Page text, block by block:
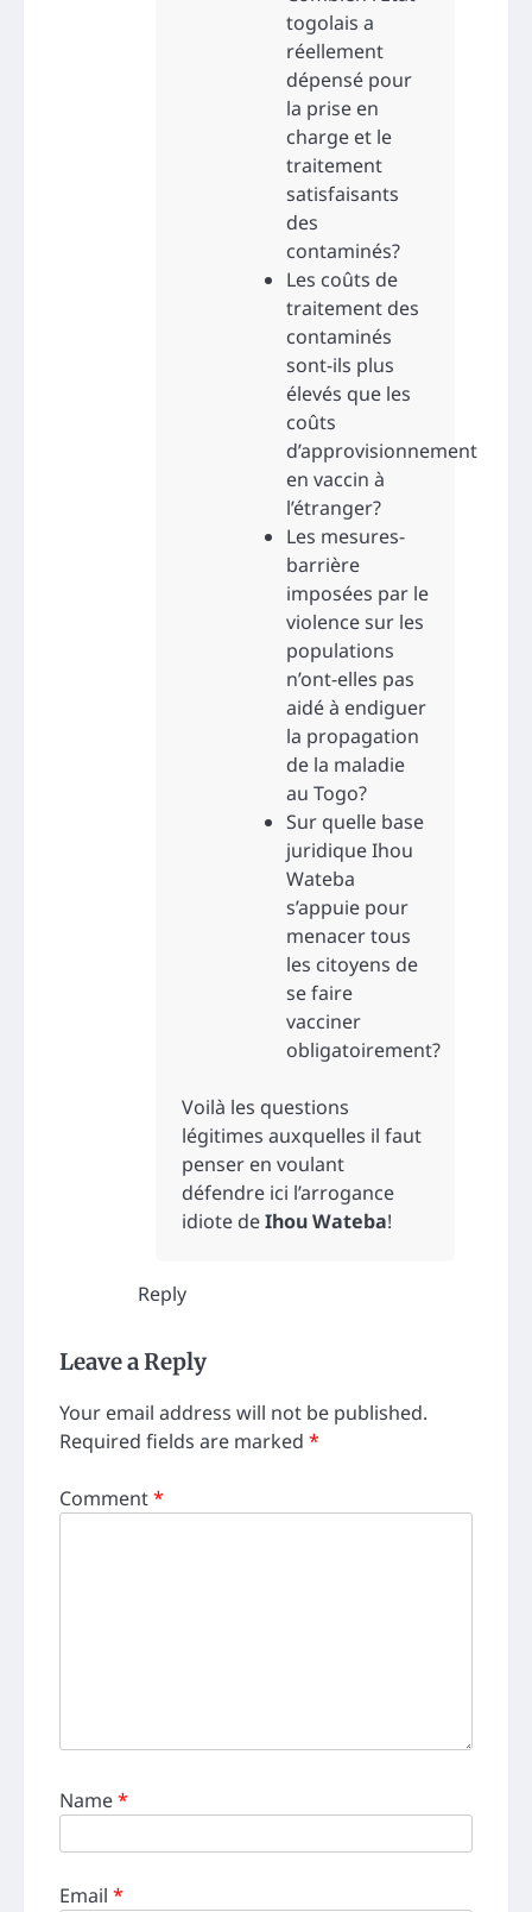
togolais a
réellement
dépensé pour
la prise en
charge et le
traitement
satisfaisants
des
contaminés?
Les coûts de
traitement des
contaminés
sont-ils plus
élevés que les
coûts
d’approvisionnement
en vaccin à
l’étranger?
Les mesures-
barrière
imposées par le
violence sur les
populations
n’ont-elles pas
aidé à endiguer
la propagation
de la maladie
au Togo?
Sur quelle base
juridique Ihou
Wateba
s’appuie pour
menacer tous
les citoyens de
se faire
vacciner
obligatoirement?
Voilà les questions
légitimes auxquelles il faut
penser en voulant
défendre ici l’arrogance
idiote deIhou Wateba!
Reply
Leave a Reply
Your email address will not be published.
Required fields are marked *
Comment*
Name*
Email *